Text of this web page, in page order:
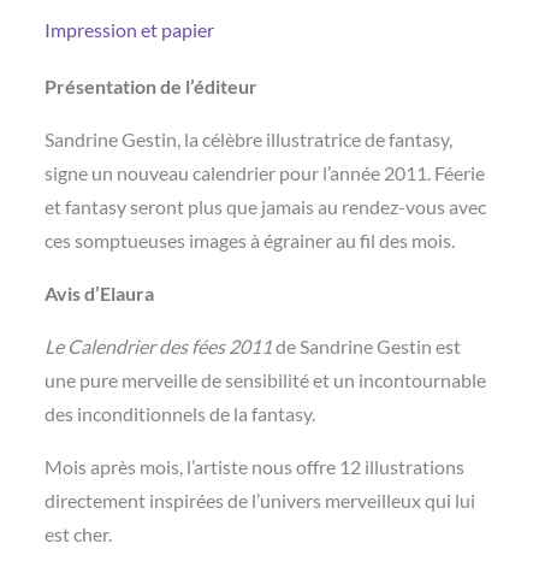
Impression et papier
Présentation de l’éditeur
Sandrine Gestin, la célèbre illustratrice de fantasy,
signe un nouveau calendrier pour l’année 2011. Féerie
et fantasy seront plus que jamais au rendez-vous avec
ces somptueuses images à égrainer au fil des mois.
Avis d’Elaura
Le Calendrier des fées 2011de Sandrine Gestin est
une pure merveille de sensibilité et un incontournable
des inconditionnels de la fantasy.
Mois après mois, l’artiste nous offre 12 illustrations
directement inspirées de l’univers merveilleux qui lui
est cher.